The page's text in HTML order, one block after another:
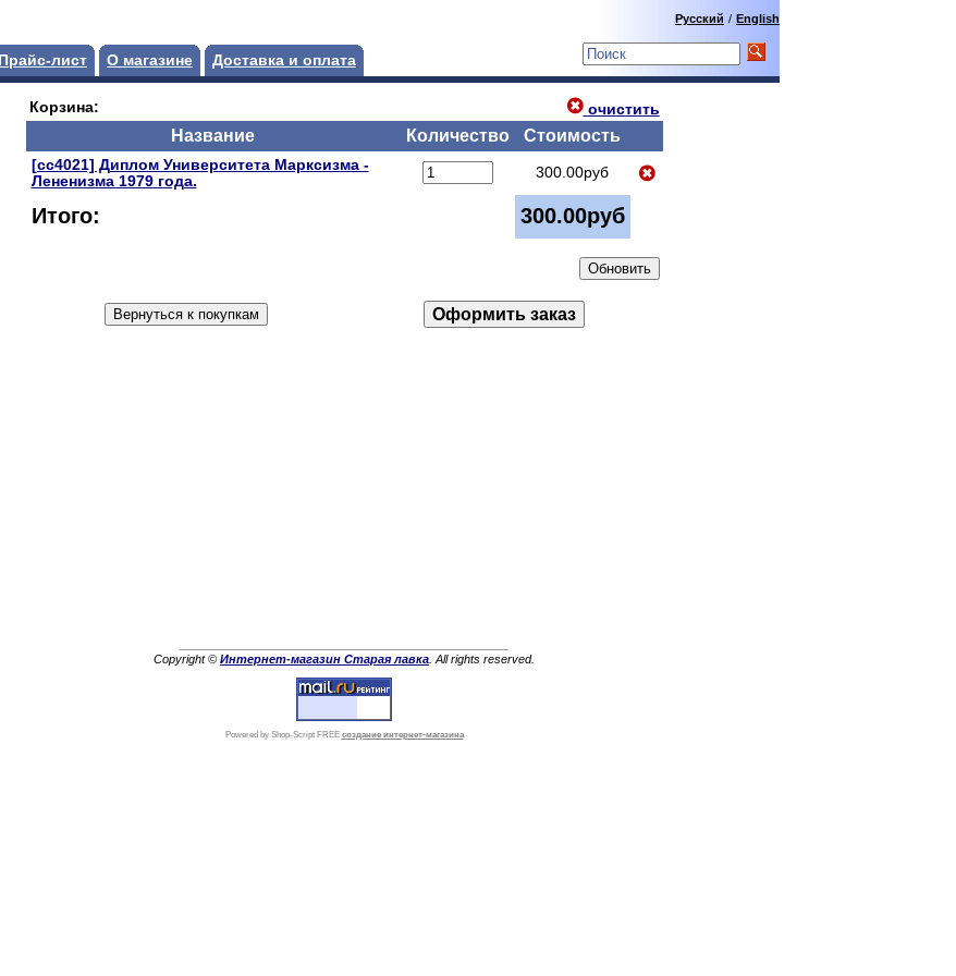
Прайс-лист О магазине Доставка и оплата
Русский / English
Корзина: очистить
Название Количество Стоимость
[сс4021] Диплом Университета Марксизма -
Лененизма 1979 года.
300.00руб
Итого: 300.00руб
Copyright © Интернет-магазин Старая лавка . All rights reserved.
Powered by Shop-Script FREE создание интернет-магазина